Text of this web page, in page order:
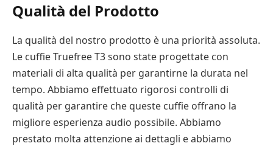
Qualità del Prodotto
La qualità del nostro prodotto è una priorità assoluta.
Le cuffie Truefree T3 sono state progettate con
materiali di alta qualità per garantirne la durata nel
tempo. Abbiamo effettuato rigorosi controlli di
qualità per garantire che queste cuffie offrano la
migliore esperienza audio possibile. Abbiamo
prestato molta attenzione ai dettagli e abbiamo